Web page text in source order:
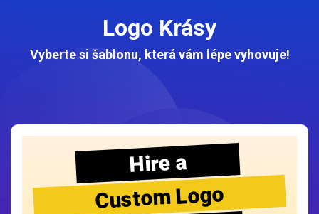
Logo Krásy
Vyberte si šablonu, která vám lépe vyhovuje!
Hire a
Custom Logo